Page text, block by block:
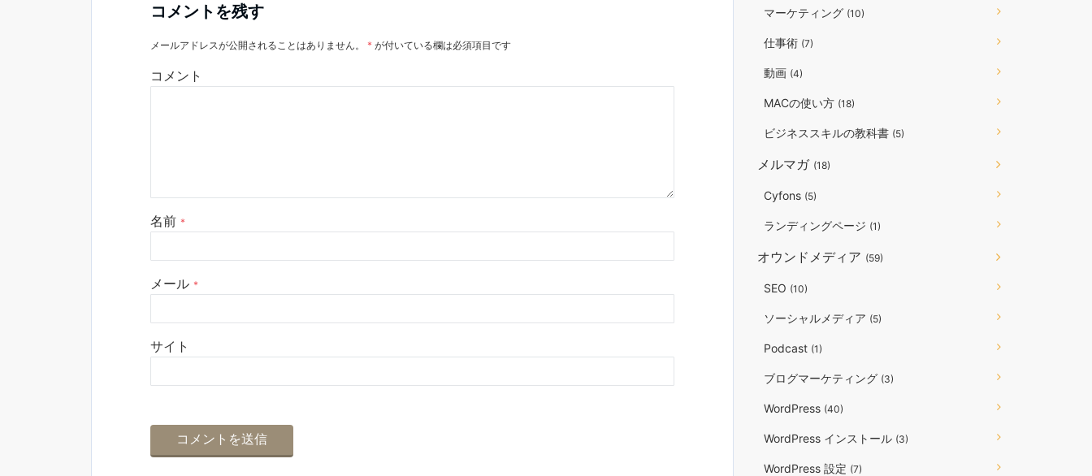
コメントを残す
メールアドレスが公開されることはありません。 * が付いている欄は必須項目です
コメント
名前 *
メール *
サイト
マーケティング (10)
仕事術 (7)
動画 (4)
MACの使い方 (18)
ビジネススキルの教科書 (5)
メルマガ (18)
Cyfons (5)
ランディングページ (1)
オウンドメディア (59)
SEO (10)
ソーシャルメディア (5)
Podcast (1)
ブログマーケティング (3)
WordPress (40)
WordPress インストール (3)
WordPress 設定 (7)